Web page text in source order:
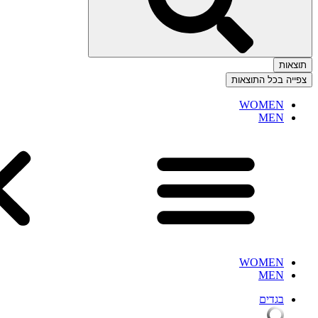
תוצאות
צפייה בכל התוצאות
WOMEN
MEN
WOMEN
MEN
בגדים